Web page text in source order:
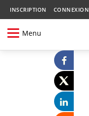
INSCRIPTION CONNEXION
Menu